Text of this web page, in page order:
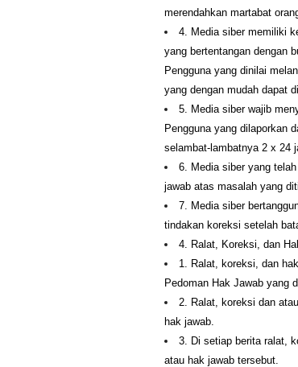
merendahkan martabat
4. Media siber memiliki
yang bertentangan dengan
Pengguna yang dinilai
yang dengan mudah dapat
5. Media siber wajib
Pengguna yang dilaporkan
selambat-lambatnya 2 x 24
6. Media siber yang
jawab atas masalah yang
7. Media siber
tindakan koreksi setelah
4. Ralat, Koreksi, dan
1. Ralat, koreksi, dan
Pedoman Hak Jawab yang
2. Ralat, koreksi dan
hak jawab.
3. Di setiap berita ralat,
atau hak jawab tersebut.